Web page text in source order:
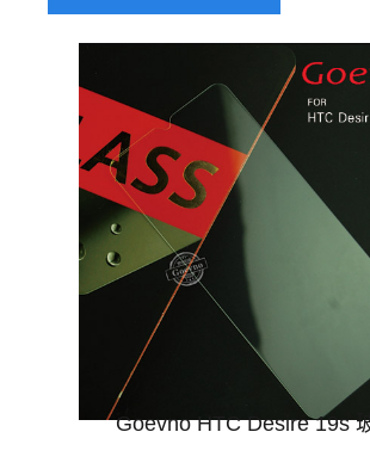
Goevno HTC Desire 19s